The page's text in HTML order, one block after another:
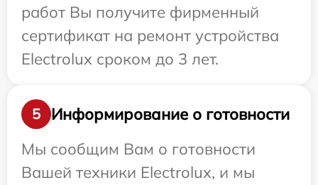
работ Вы получите фирменный
сертификат на ремонт устройства
Electrolux сроком до 3 лет.
5
Информирование о готовности
Мы сообщим Вам о готовности
Вашей техники Electrolux, и мы